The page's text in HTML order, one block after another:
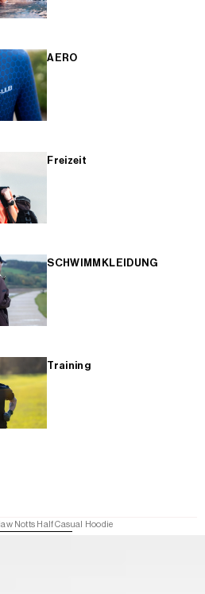
AERO
Freizeit
SCHWIMMKLEIDUNG
Training
Notts Half Casual Hoodie